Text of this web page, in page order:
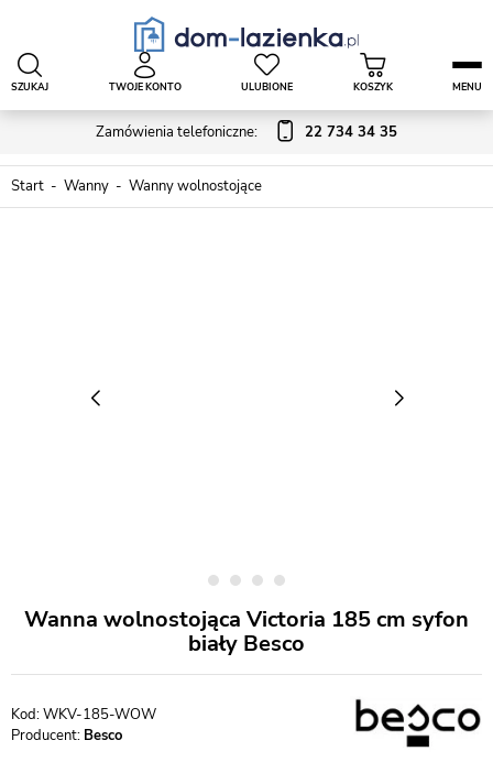
Zamówienia telefoniczne: 22 734 34 35
SZUKAJ TWOJE KONTO ULUBIONE KOSZYK MENU
Start Wanny Wanny wolnostojące
Wanna wolnostojąca Victoria 185 cm syfon
biały Besco
WKV-185-WOW
Producent: Besco